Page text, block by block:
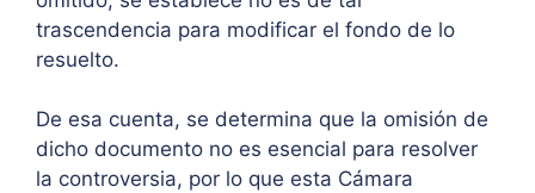
trascendencia para modificar el fondo de lo
resuelto.
De esa cuenta, se determina que la omisión de
dicho documento no es esencial para resolver
la controversia, por lo que esta Cámara